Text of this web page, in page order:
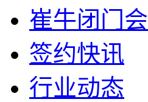
崔牛闭门会
签约快讯
行业动态